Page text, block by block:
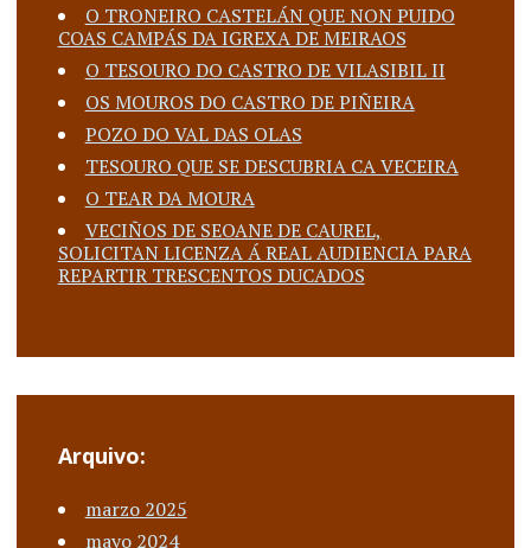
O TRONEIRO CASTELÁN QUE NON PUIDO
COAS CAMPÁS DA IGREXA DE MEIRAOS
O TESOURO DO CASTRO DE VILASIBIL II
OS MOUROS DO CASTRO DE PIÑEIRA
POZO DO VAL DAS OLAS
TESOURO QUE SE DESCUBRIA CA VECEIRA
O TEAR DA MOURA
VECIÑOS DE SEOANE DE CAUREL,
SOLICITAN LICENZA Á REAL AUDIENCIA PARA
REPARTIR TRESCENTOS DUCADOS
Arquivo:
marzo 2025
mayo 2024